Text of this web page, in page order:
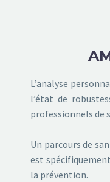
L’analyse
l’état de
professionnels de
Un parcours de
est
la prévention.